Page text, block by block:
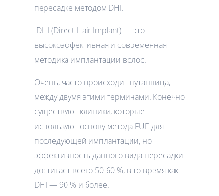
пересадке методом DHI.
DHI (Direct Hair Implant) — это
высокоэффективная и современная
методика имплантации волос.
Очень, часто происходит путанница,
между двумя этими терминами. Конечно
существуют клиники, которые
используют основу метода FUE для
последующей имплантации, но
эффективность данного вида пересадки
достигает всего 50-60 %, в то время как
DHI — 90 % и более.